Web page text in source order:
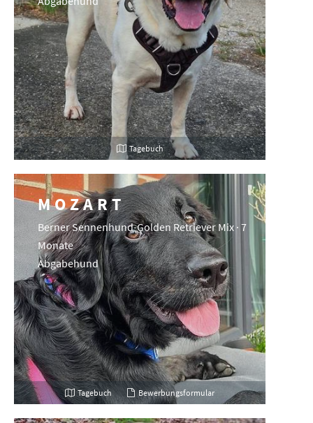
Tagebuch
MOZART
Berner Sennenhund-Golden Retriever Mix · 7
Monate
Abgabehund
Tagebuch Bewerbungsformular